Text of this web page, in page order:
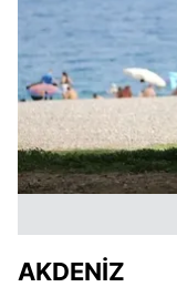
AKDENİZ